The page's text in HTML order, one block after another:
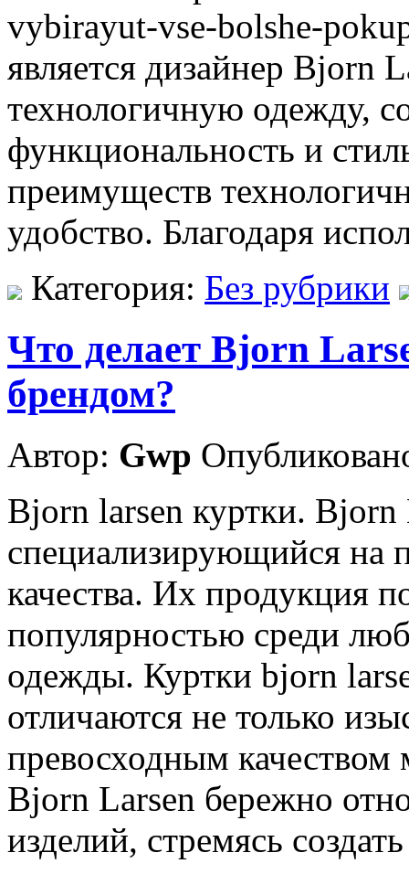
vybirayut-vse-bolshe-
является дизайнер Bjorn
технологичную одежду,
функциональность и
преимуществ
удобство. Благодаря
Категория: Без рубрики
Что делает Bjorn
брендом?
Автор: Gwp
Bjorn larsen куртки.
специализирующийся на
качества. Их продукция
популярностью среди
одежды. Куртки bjorn
отличаются не только
превосходным качеством
Bjorn Larsen бережно
изделий, стремясь